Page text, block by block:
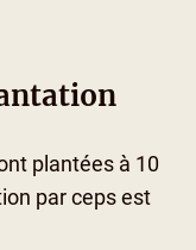
plantées à 10
par ceps est